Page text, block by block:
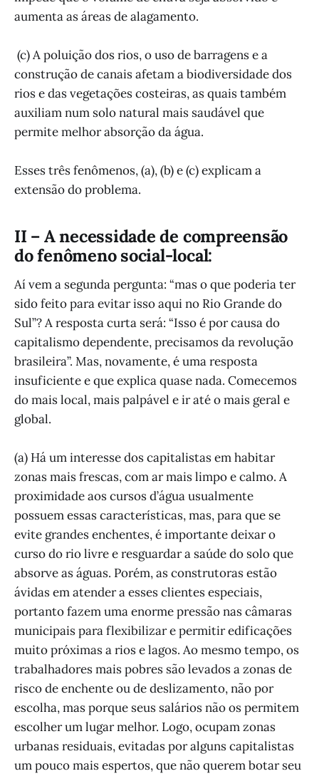
aumenta as áreas de alagamento.
(c) A poluição dos rios, o uso de barragens e a
construção de canais afetam a biodiversidade dos
rios e das vegetações costeiras, as quais também
auxiliam num solo natural mais saudável que
permite melhor absorção da água.
Esses três fenômenos, (a), (b) e (c) explicam a
extensão do problema.
II – A necessidade de compreensão
do fenômeno social-local:
Aí vem a segunda pergunta: “mas o que poderia ter
sido feito para evitar isso aqui no Rio Grande do
Sul”? A resposta curta será: “Isso é por causa do
capitalismo dependente, precisamos da revolução
brasileira”. Mas, novamente, é uma resposta
insuficiente e que explica quase nada. Comecemos
do mais local, mais palpável e ir até o mais geral e
global.
(a) Há um interesse dos capitalistas em habitar
zonas mais frescas, com ar mais limpo e calmo. A
proximidade aos cursos d’água usualmente
possuem essas características, mas, para que se
evite grandes enchentes, é importante deixar o
curso do rio livre e resguardar a saúde do solo que
absorve as águas. Porém, as construtoras estão
ávidas em atender a esses clientes especiais,
portanto fazem uma enorme pressão nas câmaras
municipais para flexibilizar e permitir edificações
muito próximas a rios e lagos. Ao mesmo tempo, os
trabalhadores mais pobres são levados a zonas de
risco de enchente ou de deslizamento, não por
escolha, mas porque seus salários não os permitem
escolher um lugar melhor. Logo, ocupam zonas
urbanas residuais, evitadas por alguns capitalistas
um pouco mais espertos, que não querem botar seu